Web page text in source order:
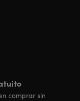
comprar sin